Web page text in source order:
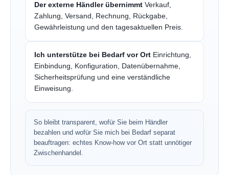
Der externe Händler übernimmt Verkauf,
Zahlung, Versand, Rechnung, Rückgabe,
Gewährleistung und den tagesaktuellen Preis.
Ich unterstütze bei Bedarf vor Ort Einrichtung,
Einbindung, Konfiguration, Datenübernahme,
Sicherheitsprüfung und eine verständliche
Einweisung.
So bleibt transparent, wofür Sie beim Händler
bezahlen und wofür Sie mich bei Bedarf separat
beauftragen: echtes Know-how vor Ort statt unnötiger
Zwischenhandel.